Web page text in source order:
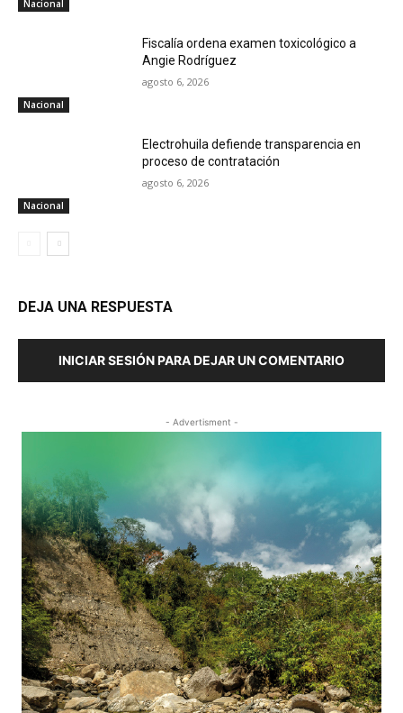
Nacional
Nacional
Fiscalía ordena examen toxicológico a
Angie Rodríguez
agosto 6, 2026
Nacional
Electrohuila defiende transparencia en
proceso de contratación
agosto 6, 2026
DEJA UNA RESPUESTA
INICIAR SESIÓN PARA DEJAR UN COMENTARIO
- Advertisment -